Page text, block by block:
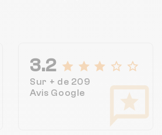
3.2
Sur + de 209
Avis Google